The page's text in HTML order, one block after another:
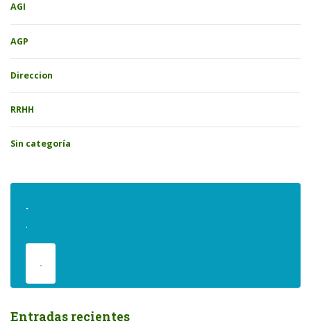
AGI
AGP
Direccion
RRHH
Sin categoría
.
.
.
Entradas recientes